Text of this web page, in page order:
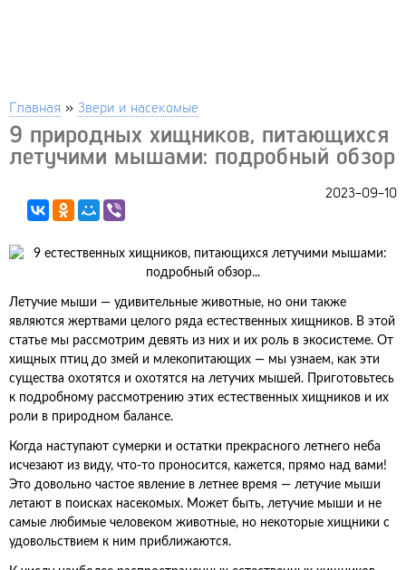
Главная » Звери и насекомые
9 природных хищников, питающихся
летучими мышами: подробный обзор
2023-09-10
Летучие мыши — удивительные животные, но они также
являются жертвами целого ряда естественных хищников. В этой
статье мы рассмотрим девять из них и их роль в экосистеме. От
хищных птиц до змей и млекопитающих — мы узнаем, как эти
существа охотятся и охотятся на летучих мышей. Приготовьтесь
к подробному рассмотрению этих естественных хищников и их
роли в природном балансе.
Когда наступают сумерки и остатки прекрасного летнего неба
исчезают из виду, что-то проносится, кажется, прямо над вами!
Это довольно частое явление в летнее время — летучие мыши
летают в поисках насекомых. Может быть, летучие мыши и не
самые любимые человеком животные, но некоторые хищники с
удовольствием к ним приближаются.